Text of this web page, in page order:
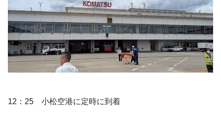
12：25 小松空港に定時に到着